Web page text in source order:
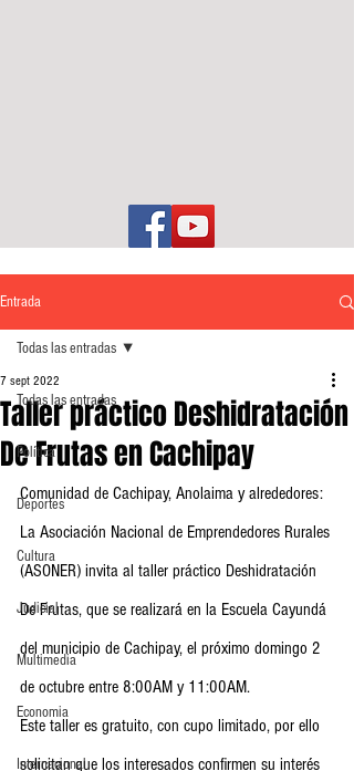
Entrada
Todas las entradas
Política
Deportes
Cultura
Judicial
Multimedia
Economia
Internacional
Todas las entradas
Taller práctico Deshidratación
De Frutas en Cachipay
7 sept 2022
Comunidad de Cachipay, Anolaima y alrededores:
La Asociación Nacional de Emprendedores Rurales
(ASONER) invita al taller práctico Deshidratación
De Frutas, que se realizará en la Escuela Cayundá
del municipio de Cachipay, el próximo domingo 2
de octubre entre 8:00AM y 11:00AM.
Este taller es gratuito, con cupo limitado, por ello
solicitan que los interesados confirmen su interés